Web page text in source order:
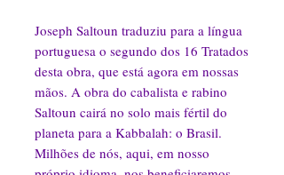
Joseph Saltoun traduziu para a língua
portuguesa o segundo dos 16 Tratados
desta obra, que está agora em nossas
mãos. A obra do cabalista e rabino
Saltoun cairá no solo mais fértil do
planeta para a Kabbalah: o Brasil.
Milhões de nós, aqui, em nosso